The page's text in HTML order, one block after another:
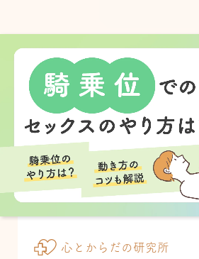
心とからだの研究所